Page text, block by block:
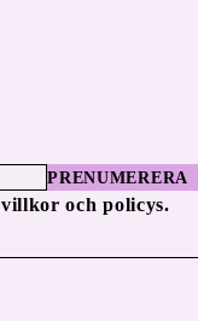
PRENUMERERA
villkor och policys.